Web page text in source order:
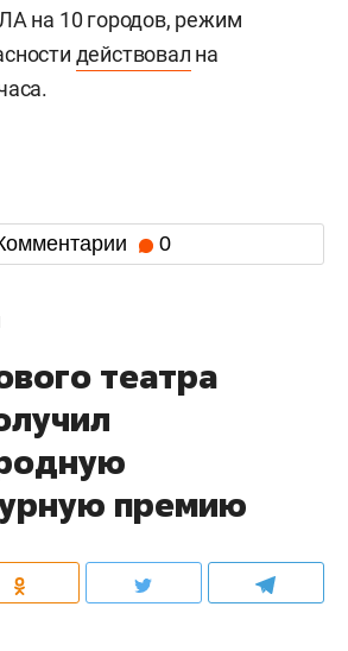
на 10 городов, режим
действовал на
0
театра
премию